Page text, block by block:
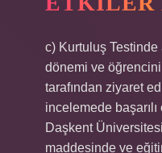
c) Kurtuluş Testinde
dönemi ve
tarafından ziyaret
incelemede
Daşkent
maddesinde ve